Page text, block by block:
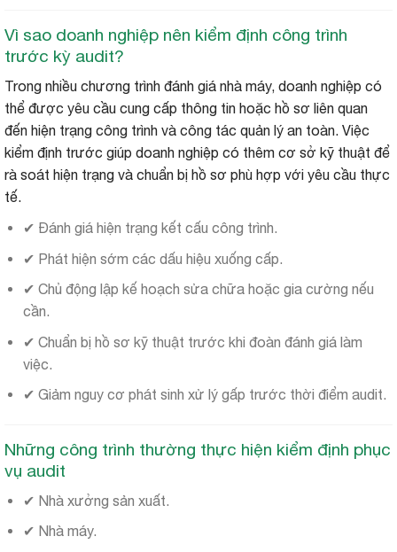
Vì sao doanh nghiệp nên kiểm định công trình
trước kỳ audit?
Trong nhiều chương trình đánh giá nhà máy, doanh nghiệp có
thể được yêu cầu cung cấp thông tin hoặc hồ sơ liên quan
đến hiện trạng công trình và công tác quản lý an toàn. Việc
kiểm định trước giúp doanh nghiệp có thêm cơ sở kỹ thuật để
rà soát hiện trạng và chuẩn bị hồ sơ phù hợp với yêu cầu thực
tế.
✔ Đánh giá hiện trạng kết cấu công trình.
✔ Phát hiện sớm các dấu hiệu xuống cấp.
✔ Chủ động lập kế hoạch sửa chữa hoặc gia cường nếu
cần.
✔ Chuẩn bị hồ sơ kỹ thuật trước khi đoàn đánh giá làm
việc.
✔ Giảm nguy cơ phát sinh xử lý gấp trước thời điểm audit.
Những công trình thường thực hiện kiểm định phục
vụ audit
✔ Nhà xưởng sản xuất.
✔ Nhà máy.